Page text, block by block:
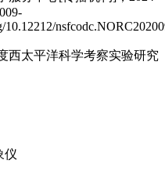
10.12212/
西太平洋科学考察实验研究
仪